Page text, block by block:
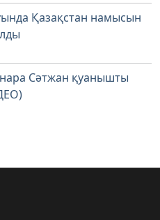
Қазақстан намысын
Сәтжан қуанышты